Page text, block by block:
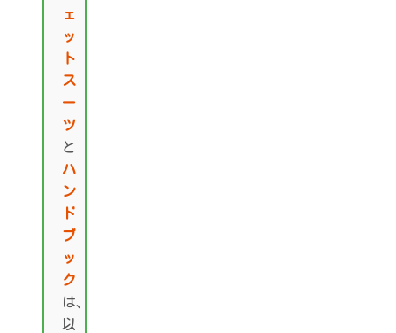
ェ
ッ
ト
ス
ー
ツ
と
ハ
ン
ド
ブ
ッ
ク
は、
以